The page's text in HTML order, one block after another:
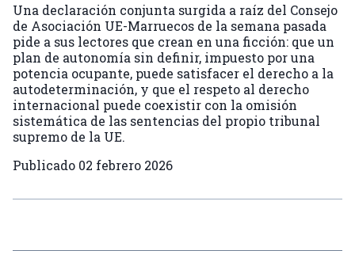
Una declaración conjunta surgida a raíz del Consejo
de Asociación UE-Marruecos de la semana pasada
pide a sus lectores que crean en una ficción: que un
plan de autonomía sin definir, impuesto por una
potencia ocupante, puede satisfacer el derecho a la
autodeterminación, y que el respeto al derecho
internacional puede coexistir con la omisión
sistemática de las sentencias del propio tribunal
supremo de la UE.
Publicado 02 febrero 2026